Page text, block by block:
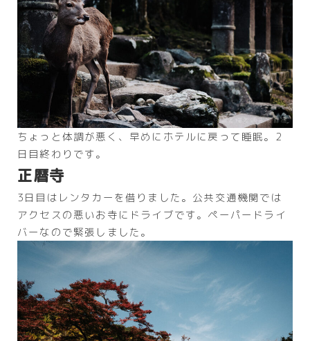
ちょっと体調が悪く、早めにホテルに戻って睡眠。2
日目終わりです。
正暦寺
3日目はレンタカーを借りました。公共交通機関では
アクセスの悪いお寺にドライブです。ペーパードライ
バーなので緊張しました。